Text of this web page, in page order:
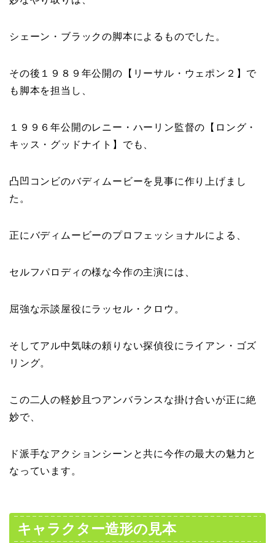
シェーン・ブラックの脚本によるものでした。
その後１９８９年公開の【リーサル・ウェポン２】で
も脚本を担当し、
１９９６年公開のレニー・ハーリン監督の【ロング・
キッス・グッドナイト】でも、
凸凹コンビのバディムービーを見事に作り上げまし
た。
正にバディムービーのプロフェッショナルによる、
セルフパロディの様な今作の主演には、
屈強な示談屋役にラッセル・クロウ。
そしてアル中気味の頼りない探偵役にライアン・ゴズ
リング。
この二人の軽妙且つアンバランスな掛け合いが正に絶
妙で、
ド派手なアクションシーンと共に今作の最大の魅力と
なっています。
キャラクター造形の見本